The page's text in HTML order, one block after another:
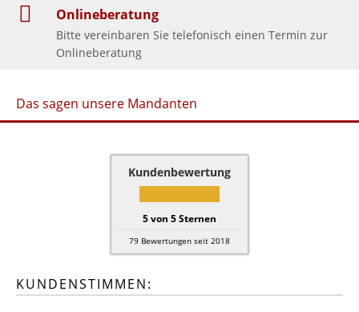
Onlineberatung
Bitte vereinbaren Sie telefonisch einen Termin zur
Onlineberatung
Das sagen unsere Mandanten
Kundenbewertung
5von 5Sternen
79 Bewertungen seit 2018
KUNDENSTIMMEN: